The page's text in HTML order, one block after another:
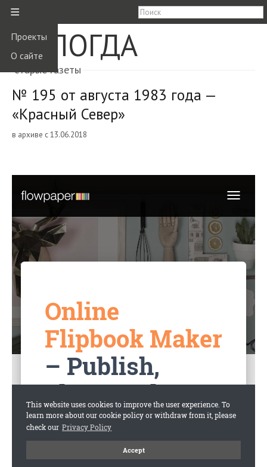
≡
Проекты
О сайте
ВОЛОГДА
старые газеты
№ 195 от августа 1983 года —
«Красный Север»
в архиве с 13.06.2018